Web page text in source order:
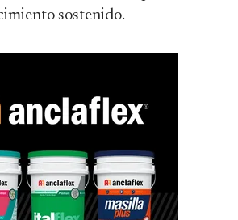
sostenido.